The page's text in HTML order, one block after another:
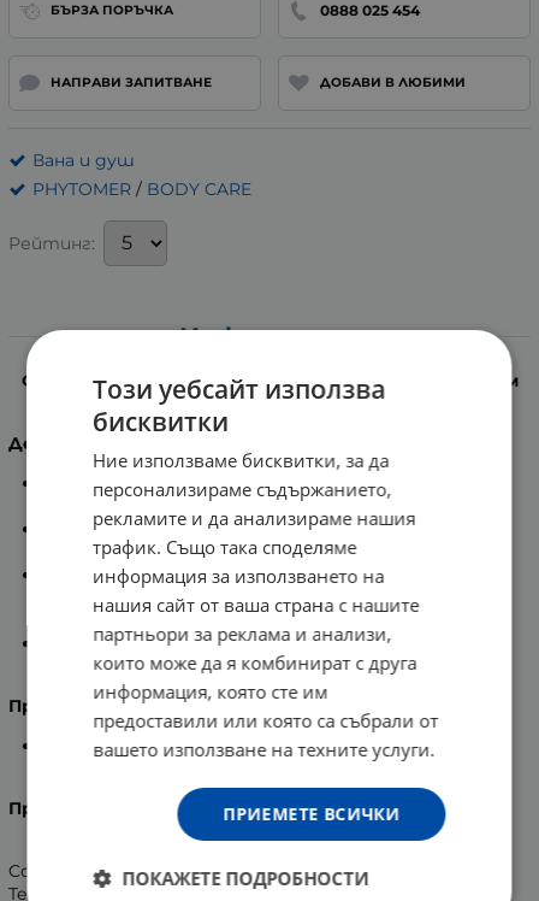
БЪРЗА ПОРЪЧКА 0888 025 454
НАПРАВИ ЗАПИТВАНЕ ДОБАВИ В ЛЮБИМИ
Вана и душ
PHYTOMER / BODY CARE
Рейтинг:
Информация
Фитомер Реминерализиращ овлажняващ Душ крем
200 мл.
Действие
Реминерализиращият овлажняващ душ крем
перфектно хидратиран тялото.
Обогатен с комплексаOligomer Well-Being
овлажнява кожата от сутрин до вечер.
Осигурява оптимална доза на минерали и
микроелементи, които укрепват епидермиса и
предотвратяват клетъчната умора.
Душ кремът нежно почиства и възвръща
жизнеността на кожата.
Приложение
Нанесете върху влажна кожа под душа или във
ваната, след което изплакнете с вода.
Производител
: CODIF INTERNATIONAL, Франция.
Coc-Glucoside, Isopropyl Palmitate, Peg-150 Pentaerythrityl
Tetrastearate, Sodium Benzoate, Maris Sal (Sea Salt) / Sel
Този уебсайт използва
бисквитки
Ние използваме бисквитки, за да
персонализираме съдържанието,
рекламите и да анализираме нашия
трафик. Също така споделяме
информация за използването на
нашия сайт от ваша страна с нашите
партньори за реклама и анализи,
които може да я комбинират с друга
информация, която сте им
предоставили или която са събрали от
вашето използване на техните услуги.
ПРИЕМЕТЕ ВСИЧКИ
ПОКАЖЕТЕ ПОДРОБНОСТИ